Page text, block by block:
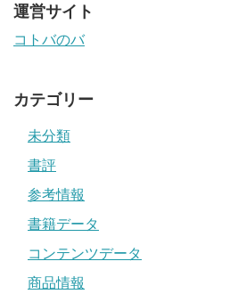
運営サイト
コトバのバ
カテゴリー
未分類
書評
参考情報
書籍データ
コンテンツデータ
商品情報